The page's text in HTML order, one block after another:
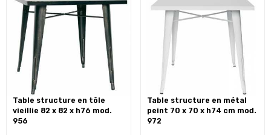
table structure en tôle
vieillie 82 x 82 x h76 mod.
956
table structure en métal
peint 70 x 70 x h74 cm mod.
972